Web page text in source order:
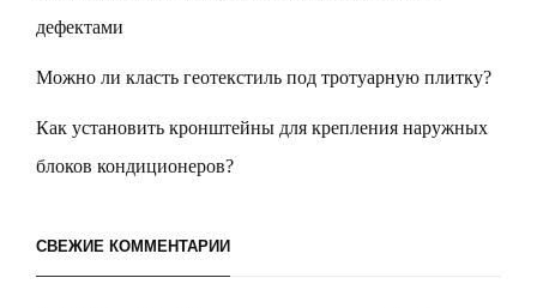
дефектами
Можно ли класть геотекстиль под тротуарную плитку?
Как установить кронштейны для крепления наружных
блоков кондиционеров?
СВЕЖИЕ КОММЕНТАРИИ